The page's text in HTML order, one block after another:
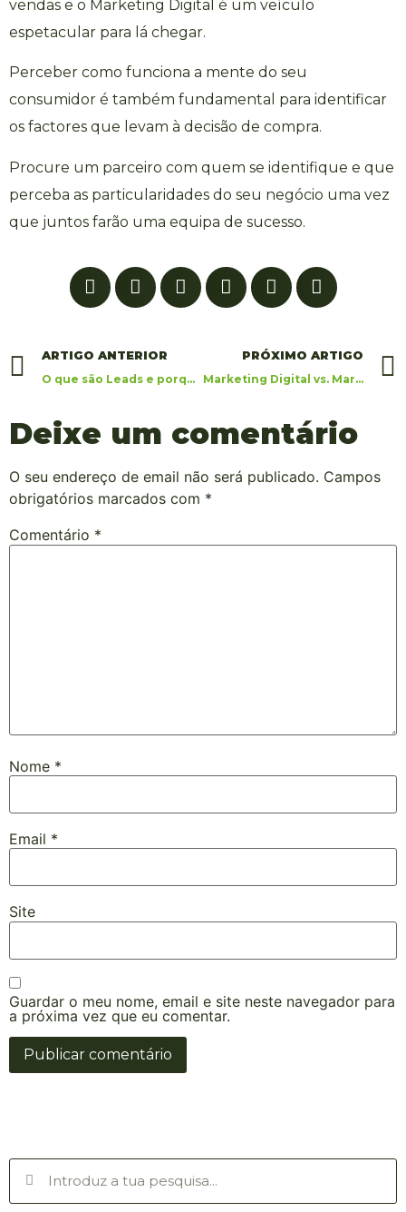
vendas e o Marketing Digital é um veículo
espetacular para lá chegar.
Perceber como funciona a mente do seu
consumidor é também fundamental para identificar
os factores que levam à decisão de compra.
Procure um parceiro com quem se identifique e que
perceba as particularidades do seu negócio uma vez
que juntos farão uma equipa de sucesso.
ARTIGO ANTERIOR
O que são Leads e porque são importantes para o seu negócio
PRÓXIMO ARTIGO
Marketing Digital vs. Marketing Tradicional
Deixe um comentário
O seu endereço de email não será publicado. Campos
obrigatórios marcados com *
Comentário *
Nome *
Email *
Site
Guardar o meu nome, email e site neste navegador para
a próxima vez que eu comentar.